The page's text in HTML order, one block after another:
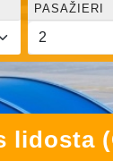
PASAŽIERI